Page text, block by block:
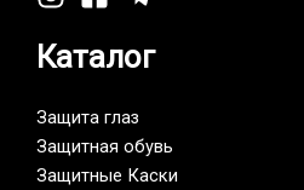
Каталог
Защита глаз
Защитная обувь
Защитные Каски